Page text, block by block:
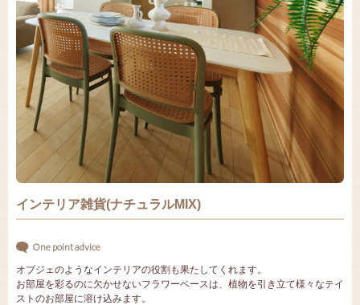
インテリア雑貨(ナチュラルMIX)
One point advice
オブジェのようなインテリアの役割も果たしてくれます。
お部屋を彩るのに欠かせないフラワーベースは、植物を引き立て様々なテイ
ストのお部屋に溶け込みます。